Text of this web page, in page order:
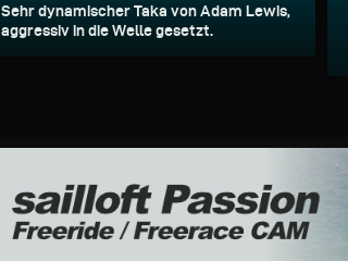
Sehr dynamischer Taka von Adam Lewis,
aggressiv in die Welle gesetzt.